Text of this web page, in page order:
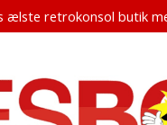
ælste retrokonsol butik